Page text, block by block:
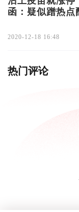
函：疑似蹭热点
2020-12-18 16:48
热门评论